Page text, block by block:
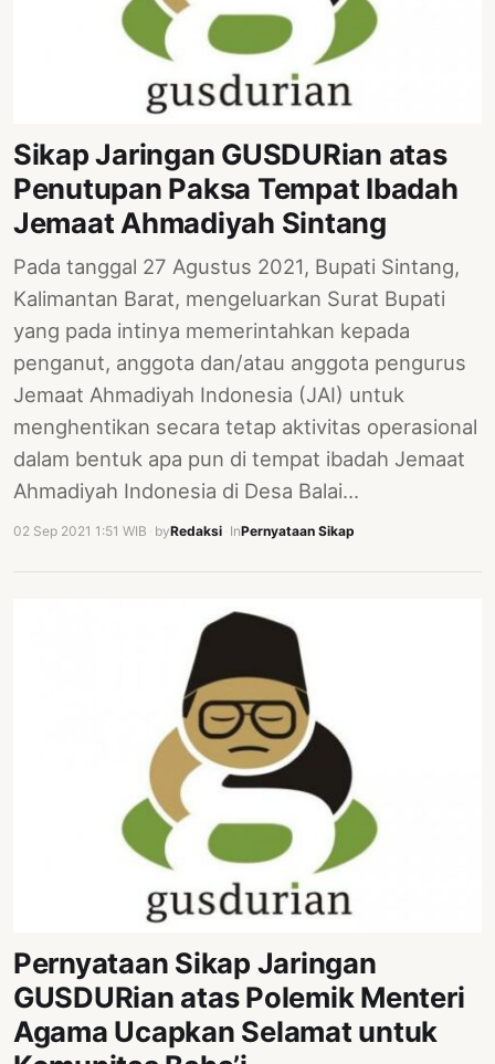
Sikap Jaringan GUSDURian atas
Penutupan Paksa Tempat Ibadah
Jemaat Ahmadiyah Sintang
Pada tanggal 27 Agustus 2021, Bupati Sintang,
Kalimantan Barat, mengeluarkan Surat Bupati
yang pada intinya memerintahkan kepada
penganut, anggota dan/atau anggota pengurus
Jemaat Ahmadiyah Indonesia (JAI) untuk
menghentikan secara tetap aktivitas operasional
dalam bentuk apa pun di tempat ibadah Jemaat
Ahmadiyah Indonesia di Desa Balai…
02 Sep 2021 1:51 WIB byRedaksi InPernyataan Sikap
Pernyataan Sikap Jaringan
GUSDURian atas Polemik Menteri
Agama Ucapkan Selamat untuk